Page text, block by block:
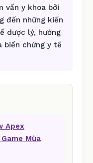
vấn y khoa bởi
đến những kiến
dược lý, hướng
biến chứng y tế
Apex
Mùa